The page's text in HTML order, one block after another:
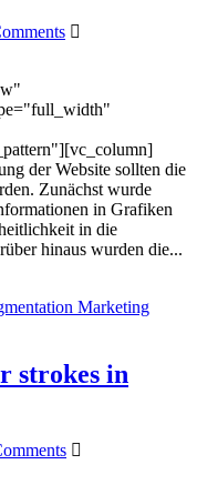
der Website sollten die
Zunächst wurde
in Grafiken
in die
hinaus wurden die...
strokes in